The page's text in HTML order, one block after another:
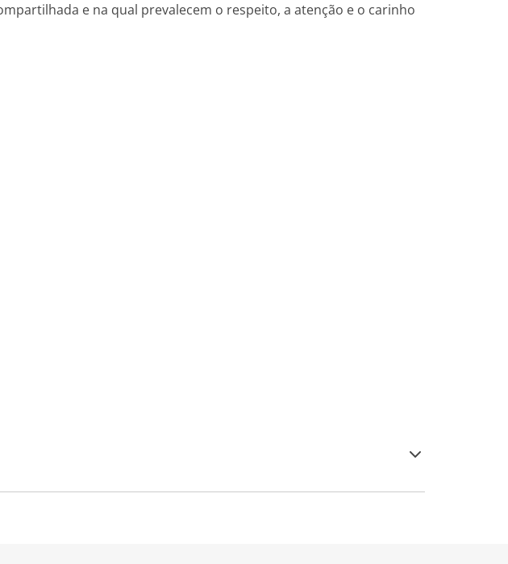
e na qual prevalecem o respeito, a atenção e o carinho